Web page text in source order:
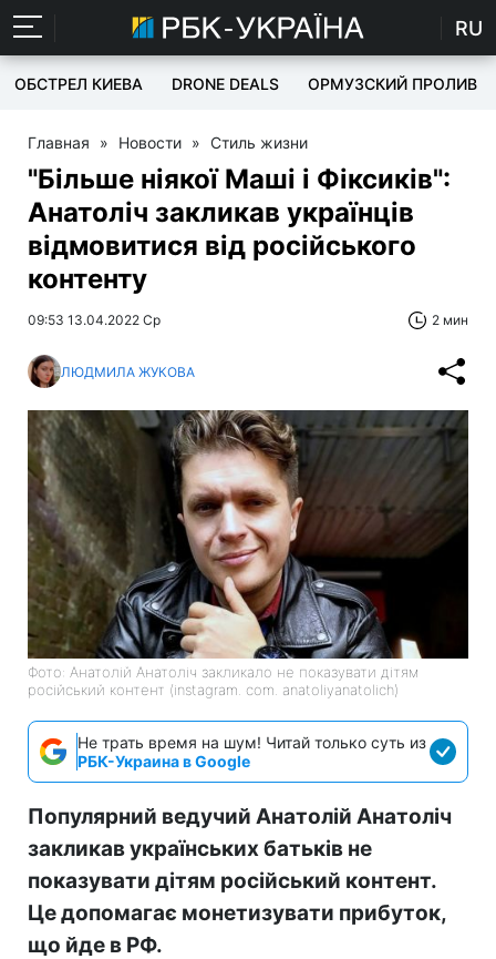
RU
ОБСТРЕЛ КИЕВА DRONE DEALS ОРМУЗСКИЙ ПРОЛИВ
Главная » Новости » Стиль жизни
"Більше ніякої Маші і Фіксиків":
Анатоліч закликав українців
відмовитися від російського
контенту
09:53 13.04.2022 Ср 2 мин
ЛЮДМИЛА ЖУКОВА
Фото: Анатолій Анатоліч закликало не показувати дітям
російський контент (instagram. com. anatoliyanatolich)
Не трать время на шум! Читай только суть из
РБК-Украина в Google
Популярний ведучий Анатолій Анатоліч
закликав українських батьків не
показувати дітям російський контент.
Це допомагає монетизувати прибуток,
що йде в РФ.